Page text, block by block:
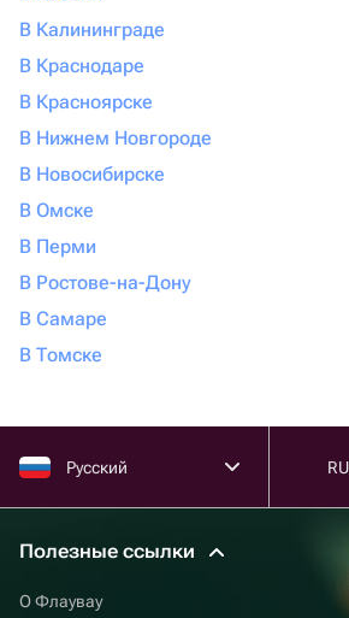
В Калининграде
В Краснодаре
В Красноярске
В Нижнем Новгороде
В Новосибирске
В Омске
В Перми
В Ростове-на-Дону
В Самаре
В Томске
Русский
Полезные ссылки
О Флаувау